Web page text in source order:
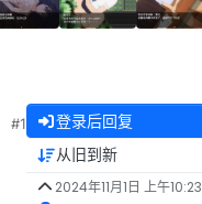
#1 登录后回复
从旧到新
2024年11月1日 上午10:23